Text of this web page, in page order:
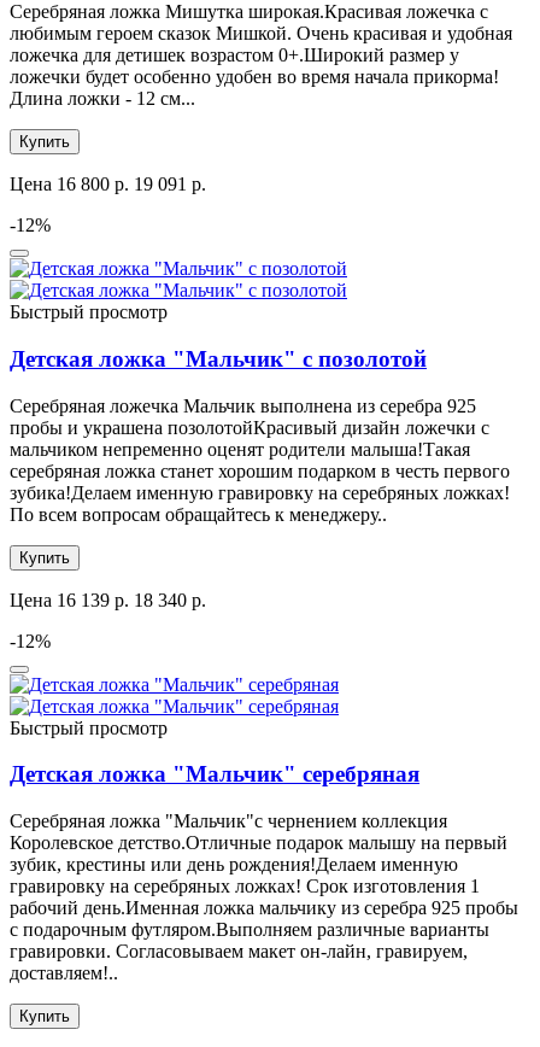
Серебряная ложка Мишутка широкая.Красивая ложечка с
любимым героем сказок Мишкой. Очень красивая и удобная
ложечка для детишек возрастом 0+.Широкий размер у
ложечки будет особенно удобен во время начала прикорма!
Длина ложки - 12 см...
Купить
Цена 16 800 р. 19 091 р.
-12%
Быстрый просмотр
Детская ложка "Мальчик" с позолотой
Серебряная ложечка Мальчик выполнена из серебра 925
пробы и украшена позолотойКрасивый дизайн ложечки с
мальчиком непременно оценят родители малыша!Такая
серебряная ложка станет хорошим подарком в честь первого
зубика!Делаем именную гравировку на серебряных ложках!
По всем вопросам обращайтесь к менеджеру..
Купить
Цена 16 139 р. 18 340 р.
-12%
Быстрый просмотр
Детская ложка "Мальчик" серебряная
Серебряная ложка "Мальчик"с чернением коллекция
Королевское детство.Отличные подарок малышу на первый
зубик, крестины или день рождения!Делаем именную
гравировку на серебряных ложках! Срок изготовления 1
рабочий день.Именная ложка мальчику из серебра 925 пробы
с подарочным футляром.Выполняем различные варианты
гравировки. Согласовываем макет он-лайн, гравируем,
доставляем!..
Купить